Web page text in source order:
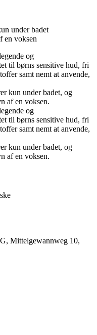
under badet
en voksen
og
til børns sensitive hud, fri
samt nemt at anvende,
kun under badet, og
af en voksen.
og
til børns sensitive hud, fri
samt nemt at anvende,
kun under badet, og
af en voksen.
Mittelgewannweg 10,